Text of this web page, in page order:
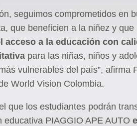
seguimos comprometidos en
que beneficien a la niñez y que
acceso a la educación con
para las niñas, niños y
vulnerables del país”, afirma
World Vision Colombia.
que los estudiantes podrán
educativa PIAGGIO APE AUTO